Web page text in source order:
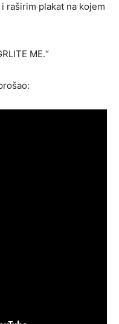
raširim plakat na kojem
ME.“